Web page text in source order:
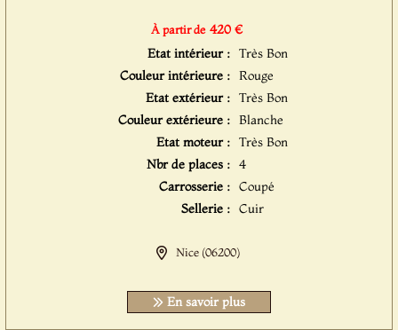
À partir de 420 €
Etat intérieur : Très Bon
Couleur intérieure : Rouge
Etat extérieur : Très Bon
Couleur extérieure : Blanche
Etat moteur : Très Bon
Nbr de places : 4
Carrosserie : Coupé
Sellerie : Cuir
Nice (06200)
En savoir plus